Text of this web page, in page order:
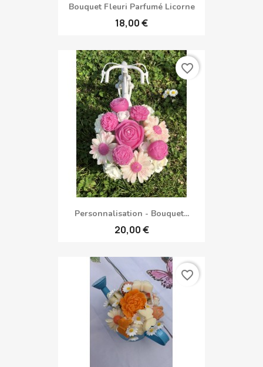
Bouquet Fleuri Parfumé Licorne
18,00 €
Personnalisation - Bouquet...
20,00 €
favorite_border
favorite_border